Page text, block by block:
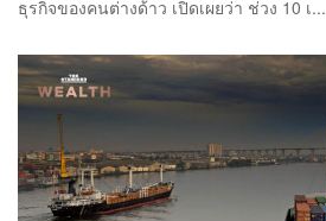
ธุรกิจของคนต่างด้าว เปิดเผยว่า ช่วง 10 เ...